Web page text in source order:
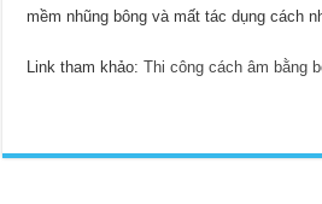
mềm nhũng bông và mất tác dụng cách
Link tham khảo:Thi công cách âm bằng